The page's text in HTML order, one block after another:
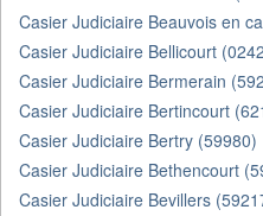
Casier Judiciaire Beauvois en
Casier Judiciaire Bellicourt
Casier Judiciaire Bermerain
Casier Judiciaire Bertincourt
Casier Judiciaire Bertry (59980)
Casier Judiciaire Bethencourt
Casier Judiciaire Bevillers